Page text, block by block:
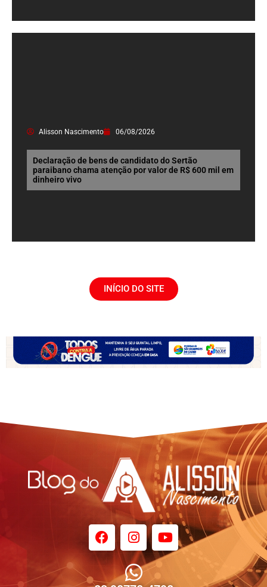
Alisson Nascimento 06/08/2026
Declaração de bens de candidato do Sertão
paraibano chama atenção por valor de R$ 600 mil em
dinheiro vivo
INÍCIO DO SITE